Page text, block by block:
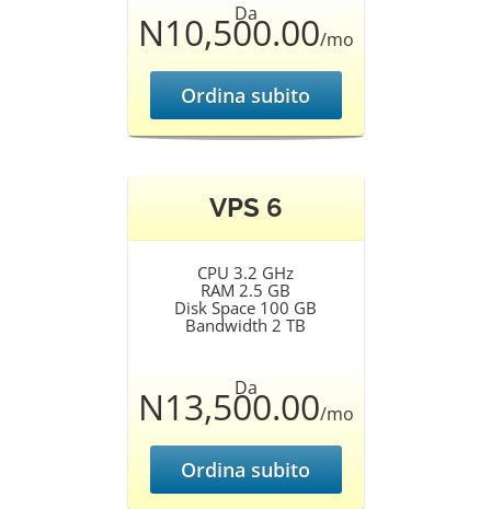
Da
N10,500.00/mo
Ordina subito
VPS 6
CPU 3.2 GHz
RAM 2.5 GB
Disk Space 100 GB
Bandwidth 2 TB
Da
N13,500.00/mo
Ordina subito